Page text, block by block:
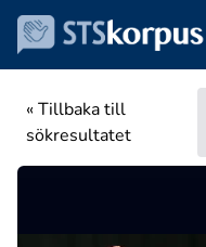
« Tillbaka till
sökresultatet